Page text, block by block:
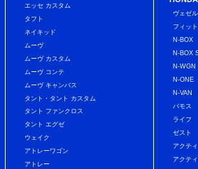
エッセ カスタム
タフト
ネイキッド
ムーヴ
ムーヴ カスタム
ムーヴ コンテ
ムーヴ キャンバス
タント・タント カスタム
タント ファンクロス
タント エグゼ
ウェイク
アトレーワゴン
アトレー
ヴェゼル
フィット
N-BOX
N-BOX
N-WGN
N-ONE
N-VAN
バモス
ライフ
ゼスト
アクテ
アクテ